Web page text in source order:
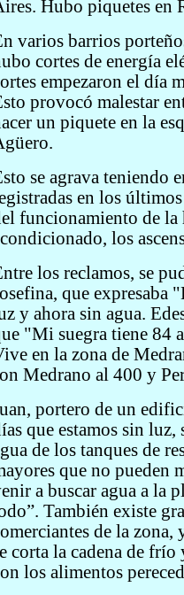
Hubo piquetes en
varios barrios
cortes de energía
empezaron el día
provocó malestar
un piquete en la
se agrava teniendo
en los
funcionamiento de la
los
los reclamos, se
que expresaba
y ahora sin agua.
"Mi suegra tiene 84
en la zona de
Medrano al 400 y
portero de un
que estamos sin luz,
de los tanques de
que no pueden
a buscar agua a la
También existe
de la zona,
corta la cadena de
los alimentos